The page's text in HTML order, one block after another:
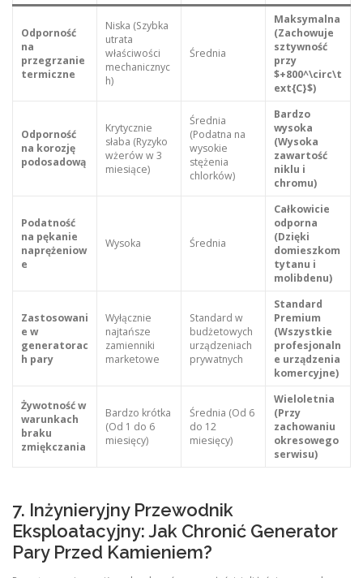
Odporność
na
przegrzanie
termiczne
Niska (Szybka
utrata
właściwości
mechanicznyc
h)
Średnia
Maksymalna
(Zachowuje
sztywność
przy
$+800^\circ\t
ext{C}$)
Odporność
na korozję
podosadową
Krytycznie
słaba (Ryzyko
wżerów w 3
miesiące)
Średnia
(Podatna na
wysokie
stężenia
chlorków)
Bardzo
wysoka
(Wysoka
zawartość
niklu i
chromu)
Podatność
na pękanie
naprężeniow
e
Wysoka Średnia
Całkowicie
odporna
(Dzięki
domieszkom
tytanu i
molibdenu)
Zastosowani
e w
generatorac
h pary
Wyłącznie
najtańsze
zamienniki
marketowe
Standard w
budżetowych
urządzeniach
prywatnych
Standard
Premium
(Wszystkie
profesjonaln
e urządzenia
komercyjne)
Żywotność w
warunkach
braku
zmiękczania
Bardzo krótka
(Od 1 do 6
miesięcy)
Średnia (Od 6
do 12
miesięcy)
Wieloletnia
(Przy
zachowaniu
okresowego
serwisu)
7. Inżynieryjny Przewodnik
Eksploatacyjny: Jak Chronić Generator
Pary Przed Kamieniem?